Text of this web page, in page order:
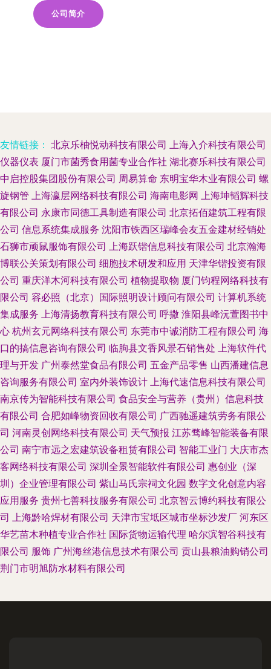
公司简介
友情链接： 北京乐柚悦动科技有限公司 上海入介科技有限公司
仪器仪表 厦门市菌秀食用菌专业合作社 湖北赛乐科技有限公司
中启控股集团股份有限公司 周易算命 东明宝华木业有限公司 螺
旋钢管 上海瀛层网络科技有限公司 海南电影网 上海坤韬辉科技
有限公司 永康市同德工具制造有限公司 北京拓佰建筑工程有限
公司 信息系统集成服务 沈阳市铁西区瑞峰会友五金建材经销处
石狮市顽鼠服饰有限公司 上海跃锴信息科技有限公司 北京瀚海
博联公关策划有限公司 细胞技术研发和应用 天津华锴投资有限
公司 重庆洋木河科技有限公司 植物提取物 厦门钧程网络科技有
限公司 容必照（北京）国际照明设计顾问有限公司 计算机系统
集成服务 上海清扬教育科技有限公司 呼撒 淮阳县峰沅萱图书中
心 杭州玄元网络科技有限公司 东莞市中诚消防工程有限公司 海
口的搞信息咨询有限公司 临朐县文香风景石销售处 上海软件代
理与开发 广州泰然堂食品有限公司 五金产品零售 山西潘建信息
咨询服务有限公司 室内外装饰设计 上海代速信息科技有限公司
南京传为智能科技有限公司 食品安全与营养（贵州）信息科技
有限公司 合肥如峰物资回收有限公司 广西驰遥建筑劳务有限公
司 河南灵创网络科技有限公司 天气预报 江苏骛峰智能装备有限
公司 南宁市远之宏建筑设备租赁有限公司 智能工业门 大庆市杰
客网络科技有限公司 深圳全景智能软件有限公司 惠创业（深
圳）企业管理有限公司 紫山马氏宗祠文化园 数字文化创意内容
应用服务 贵州七善科技服务有限公司 北京智云博约科技有限公
司 上海黔哈焊材有限公司 天津市宝坻区城市坐标沙发厂 河东区
华艺苗木种植专业合作社 国际货物运输代理 哈尔滨智谷科技有
限公司 服饰 广州海丝港信息技术有限公司 贡山县粮油购销公司
荆门市明旭防水材料有限公司